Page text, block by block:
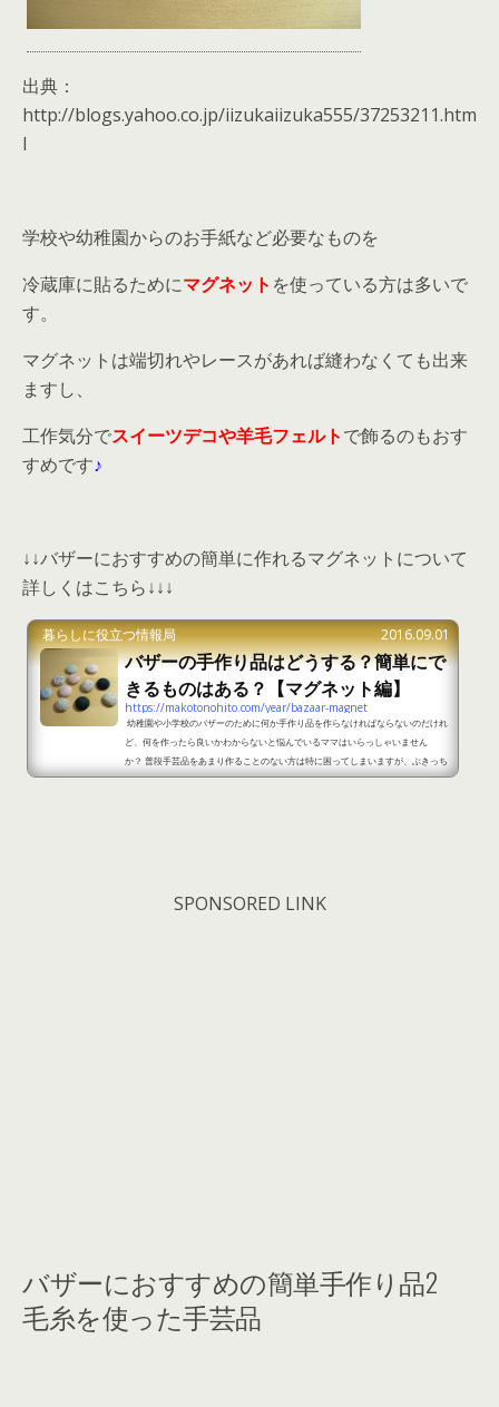
出典：
http://blogs.yahoo.co.jp/iizukaiizuka555/37253211.htm
l
学校や幼稚園からのお手紙など必要なものを
冷蔵庫に貼るためにマグネット を使っている方は多いで
す。
マグネットは端切れやレースがあれば縫わなくても出来
ますし、
工作気分でスイーツデコや羊毛フェルトで飾るのもおす
すめです♪
↓↓バザーにおすすめの簡単に作れるマグネットについて
詳しくはこちら↓↓↓
暮らしに役立つ情報局 2016.09.01
バザーの手作り品はどうする？簡単にで
きるものはある？【マグネット編】
https://makotonohito.com/year/bazaar-magnet
幼稚園や小学校のバザーのために何か手作り品を作らなければならないのだけれ
ど、何を作ったら良いかわからないと悩んでいるママはいらっしゃいません
か？ 普段手芸品をあまり作ることのない方は特に困ってしまいますが、ぶきっち
ょさんでも簡単にできてかわいいおすすめのものがマグネットです★ マグネット
SPONSORED LINK
バザーにおすすめの簡単手作り品2
毛糸を使った手芸品